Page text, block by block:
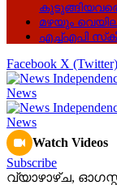
കുടുങ്ങിയവരെ
മഴയും
എച്ച്എപി
Facebook X (Twitter)
Watch Videos
Subscribe
വ്യാഴാഴ്‌ച,